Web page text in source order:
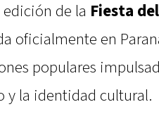
de la Fiesta
oficialmente en
populares
y la identidad cultural.